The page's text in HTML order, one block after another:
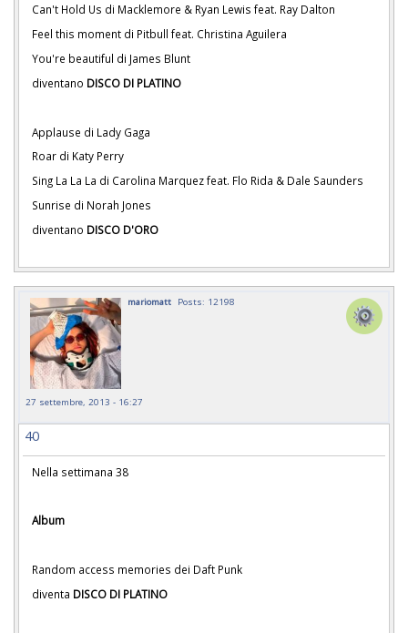
Can't Hold Us di Macklemore & Ryan Lewis feat. Ray Dalton
Feel this moment di Pitbull feat. Christina Aguilera
You're beautiful di James Blunt
diventano DISCO DI PLATINO
Applause di Lady Gaga
Roar di Katy Perry
Sing La La La di Carolina Marquez feat. Flo Rida & Dale Saunders
Sunrise di Norah Jones
diventano DISCO D'ORO
mariomatt Posts: 12198
27 settembre, 2013 - 16:27
40
Nella settimana 38
Album
Random access memories dei Daft Punk
diventa DISCO DI PLATINO